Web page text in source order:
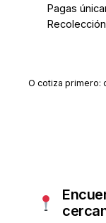
Pagas
O cotiza primero: